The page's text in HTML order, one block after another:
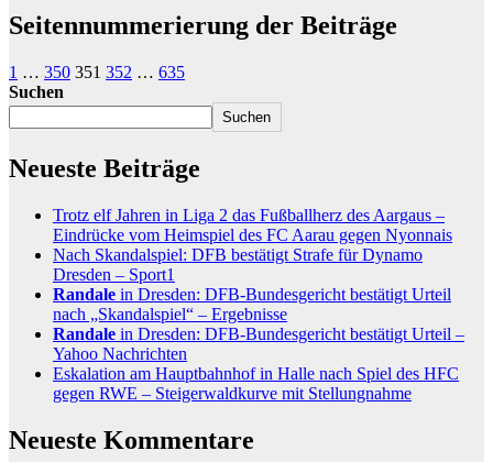
Seitennummerierung der Beiträge
1 … 350 351 352 … 635
Suchen
Suchen
Neueste Beiträge
Trotz elf Jahren in Liga 2 das Fußballherz des Aargaus –
Eindrücke vom Heimspiel des FC Aarau gegen Nyonnais
Nach Skandalspiel: DFB bestätigt Strafe für Dynamo
Dresden – Sport1
Randale in Dresden: DFB-Bundesgericht bestätigt Urteil
nach „Skandalspiel“ – Ergebnisse
Randale in Dresden: DFB-Bundesgericht bestätigt Urteil –
Yahoo Nachrichten
Eskalation am Hauptbahnhof in Halle nach Spiel des HFC
gegen RWE – Steigerwaldkurve mit Stellungnahme
Neueste Kommentare